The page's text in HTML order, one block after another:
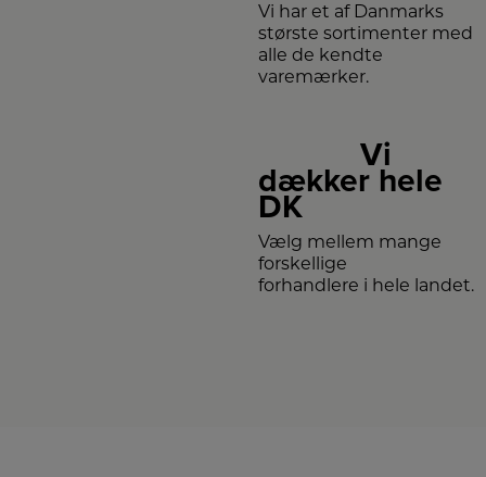
Vi har et af Danmarks
største sortimenter med
alle de kendte
varemærker.
Vi
dækker hele
DK
Vælg mellem mange
forskellige
forhandlere i hele landet.